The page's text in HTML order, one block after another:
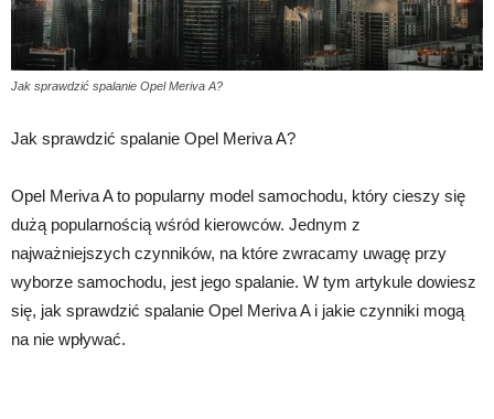
Jak sprawdzić spalanie Opel Meriva A?
Jak sprawdzić spalanie Opel Meriva A?
Opel Meriva A to popularny model samochodu, który cieszy się
dużą popularnością wśród kierowców. Jednym z
najważniejszych czynników, na które zwracamy uwagę przy
wyborze samochodu, jest jego spalanie. W tym artykule dowiesz
się, jak sprawdzić spalanie Opel Meriva A i jakie czynniki mogą
na nie wpływać.